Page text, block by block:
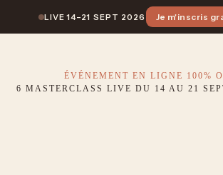
LIVE 14–21 SEPT 2026 Je m'inscris
ÉVÉNEMENT EN LIGNE 100%
6 MASTERCLASS LIVE DU 14 AU 21